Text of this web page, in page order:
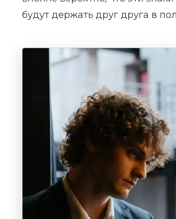
будут держать друг друга в